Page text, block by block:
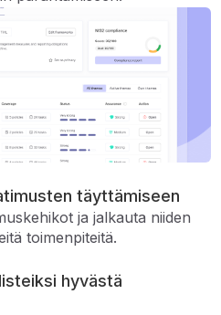
täyttämiseen
ja jalkauta niiden
toimenpiteitä.
hyvästä